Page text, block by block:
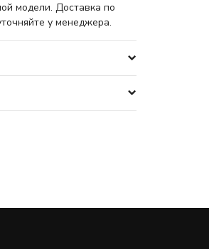
модели. Доставка по
у менеджера.